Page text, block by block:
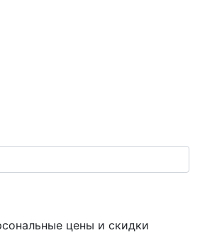
цены и скидки